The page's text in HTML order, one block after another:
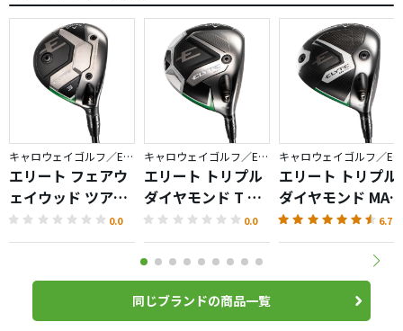
キャロウェイゴルフ／ELYTE
エリート フェアウ
ェイウッド ツアー
バージョン
0.0
キャロウェイゴルフ／ELYTE
エリート トリプル
ダイヤモンド T ド
ライバー
0.0
エリート トリプル
ダイヤモンド MAX
ドライバー
6.7
同じブランドの商品一覧